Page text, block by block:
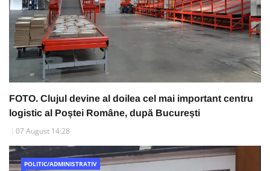
FOTO. Clujul devine al doilea cel mai important centru
logistic al Poștei Române, după București
07 August 14:28
POLITIC/ADMINISTRATIV